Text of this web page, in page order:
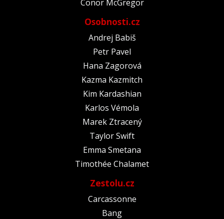
Conor McGregor
Osobnosti.cz
Andrej Babiš
Petr Pavel
Hana Zagorová
Kazma Kazmitch
Kim Kardashian
Karlos Vémola
Marek Ztracený
Taylor Swift
Emma Smetana
Timothée Chalamet
Zestolu.cz
Carcassonne
Bang